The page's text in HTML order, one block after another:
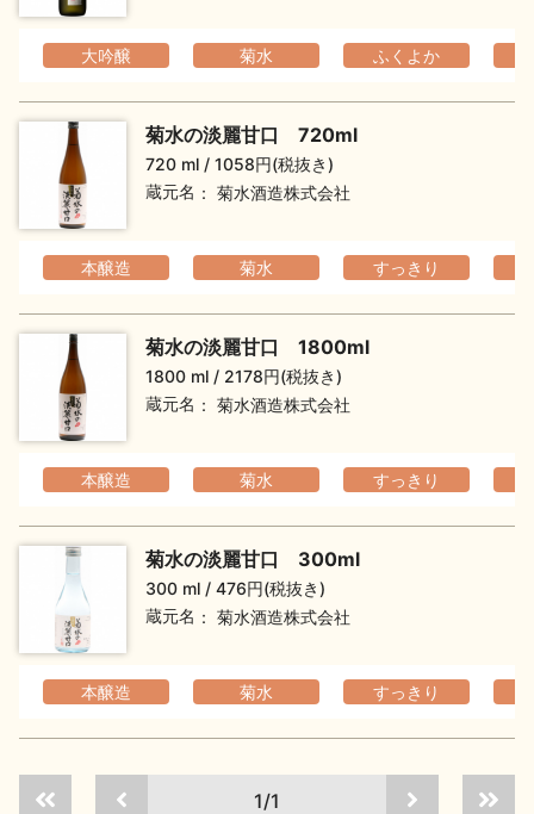
大吟醸 菊水 ふくよか
菊水の淡麗甘口 720ml
720 ml
1058円(税抜き)
蔵元名
菊水酒造株式会社
本醸造 菊水 すっきり
菊水の淡麗甘口 1800ml
1800 ml
2178円(税抜き)
蔵元名
菊水酒造株式会社
本醸造 菊水 すっきり
菊水の淡麗甘口 300ml
300 ml
476円(税抜き)
蔵元名
菊水酒造株式会社
本醸造 菊水 すっきり
1/1